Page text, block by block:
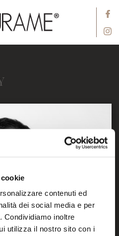
contenuti ed
dei social media e per
Condividiamo inoltre
utilizza il nostro sito con i